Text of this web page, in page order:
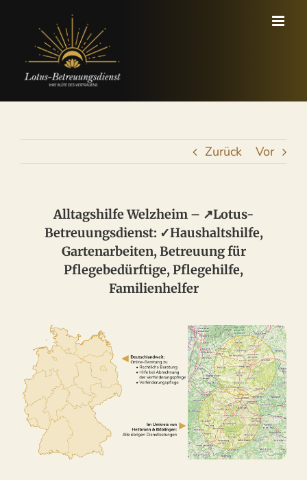
springen
Zurück Vor
Alltagshilfe Welzheim – ↗️Lotus-
Betreuungsdienst: ✓Haushaltshilfe,
Gartenarbeiten, Betreuung für
Pflegebedürftige, Pflegehilfe,
Familienhelfer